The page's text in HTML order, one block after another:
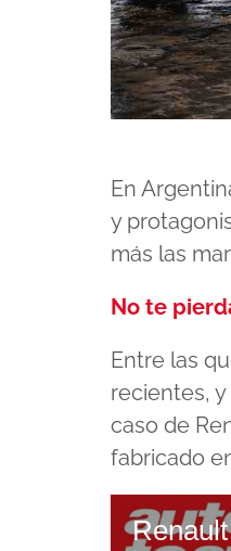
En
y
más las
No te
Entre las
recientes,
caso de
fabricado